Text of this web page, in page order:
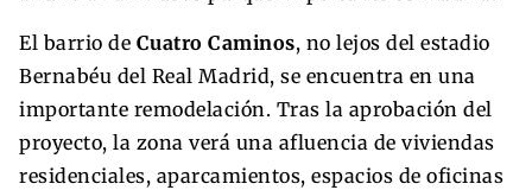
El barrio de Cuatro Caminos, no lejos del estadio
Bernabéu del Real Madrid, se encuentra en una
importante remodelación. Tras la aprobación del
proyecto, la zona verá una afluencia de viviendas
residenciales, aparcamientos, espacios de oficinas